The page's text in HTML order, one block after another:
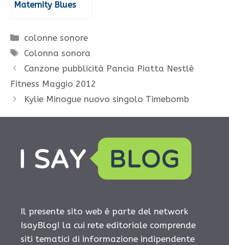
Maternity Blues
Categorie
colonne sonore
Tag
Colonna sonora
Canzone pubblicità Pancia Piatta Nestlè
Fitness Maggio 2012
Kylie Minogue nuovo singolo Timebomb
Il presente sito web è parte del network
IsayBlog! la cui rete editoriale comprende
siti tematici di informazione indipendente